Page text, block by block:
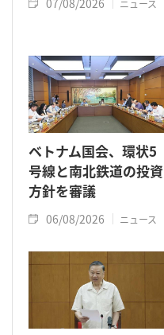
07/08/2026 ニュース
ベトナム国会、環状5
号線と南北鉄道の投資
方針を審議
06/08/2026 ニュース